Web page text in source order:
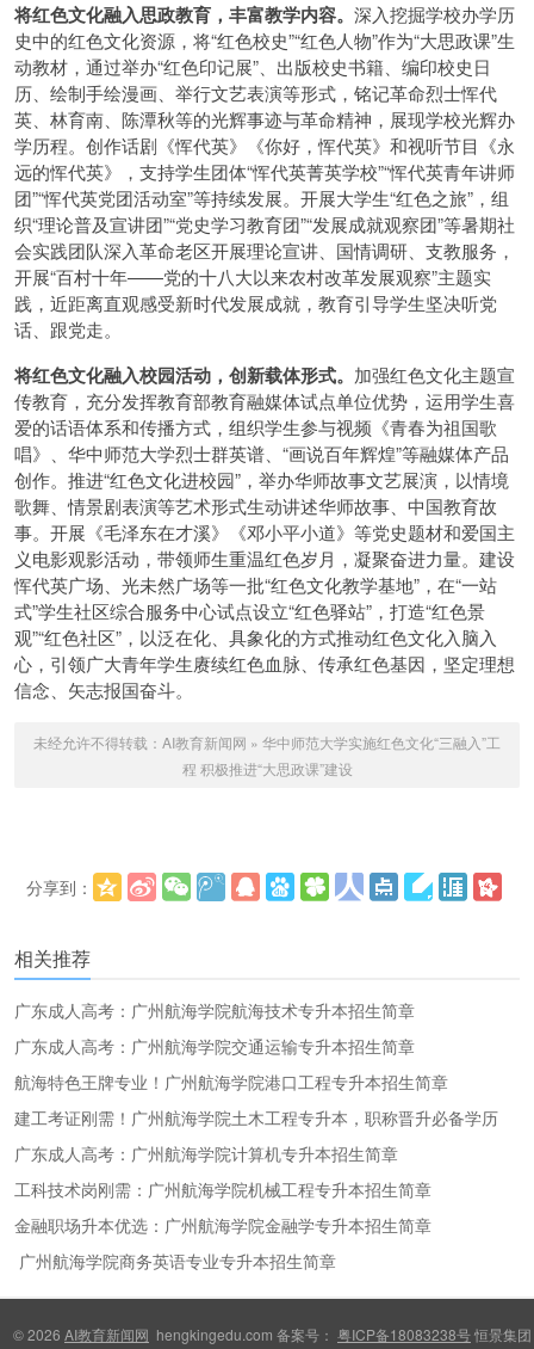
将红色文化融入思政教育，丰富教学内容。 深入挖掘学校办学历
史中的红色文化资源，将“红色校史”“红色人物”作为“大思政课”生
动教材，通过举办“红色印记展”、出版校史书籍、编印校史日
历、绘制手绘漫画、举行文艺表演等形式，铭记革命烈士恽代
英、林育南、陈潭秋等的光辉事迹与革命精神，展现学校光辉办
学历程。创作话剧《恽代英》《你好，恽代英》和视听节目《永
远的恽代英》，支持学生团体“恽代英菁英学校”“恽代英青年讲师
团”“恽代英党团活动室”等持续发展。开展大学生“红色之旅”，组
织“理论普及宣讲团”“党史学习教育团”“发展成就观察团”等暑期社
会实践团队深入革命老区开展理论宣讲、国情调研、支教服务，
开展“百村十年——党的十八大以来农村改革发展观察”主题实
践，近距离直观感受新时代发展成就，教育引导学生坚决听党
话、跟党走。
将红色文化融入校园活动，创新载体形式。 加强红色文化主题宣
传教育，充分发挥教育部教育融媒体试点单位优势，运用学生喜
爱的话语体系和传播方式，组织学生参与视频《青春为祖国歌
唱》、华中师范大学烈士群英谱、“画说百年辉煌”等融媒体产品
创作。推进“红色文化进校园”，举办华师故事文艺展演，以情境
歌舞、情景剧表演等艺术形式生动讲述华师故事、中国教育故
事。开展《毛泽东在才溪》《邓小平小道》等党史题材和爱国主
义电影观影活动，带领师生重温红色岁月，凝聚奋进力量。建设
恽代英广场、光未然广场等一批“红色文化教学基地”，在“一站
式”学生社区综合服务中心试点设立“红色驿站”，打造“红色景
观”“红色社区”，以泛在化、具象化的方式推动红色文化入脑入
心，引领广大青年学生赓续红色血脉、传承红色基因，坚定理想
信念、矢志报国奋斗。
未经允许不得转载： AI教育新闻网 » 华中师范大学实施红色文化“三融入”工
程 积极推进“大思政课”建设
分享到：
相关推荐
广东成人高考：广州航海学院航海技术专升本招生简章
广东成人高考：广州航海学院交通运输专升本招生简章
航海特色王牌专业！广州航海学院港口工程专升本招生简章
建工考证刚需！广州航海学院土木工程专升本，职称晋升必备学历
广东成人高考：广州航海学院计算机专升本招生简章
工科技术岗刚需：广州航海学院机械工程专升本招生简章
金融职场升本优选：广州航海学院金融学专升本招生简章
广州航海学院商务英语专业专升本招生简章
© 2026 AI教育新闻网 hengkingedu.com 备案号： 粤ICP备18083238号恒景集团